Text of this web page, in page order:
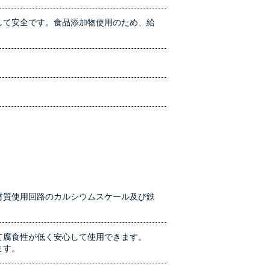
安全です。食品添加物使用のため、給
使用回路のカルシウムスケール及び鉄
食性が低く安心して使用できます。
。